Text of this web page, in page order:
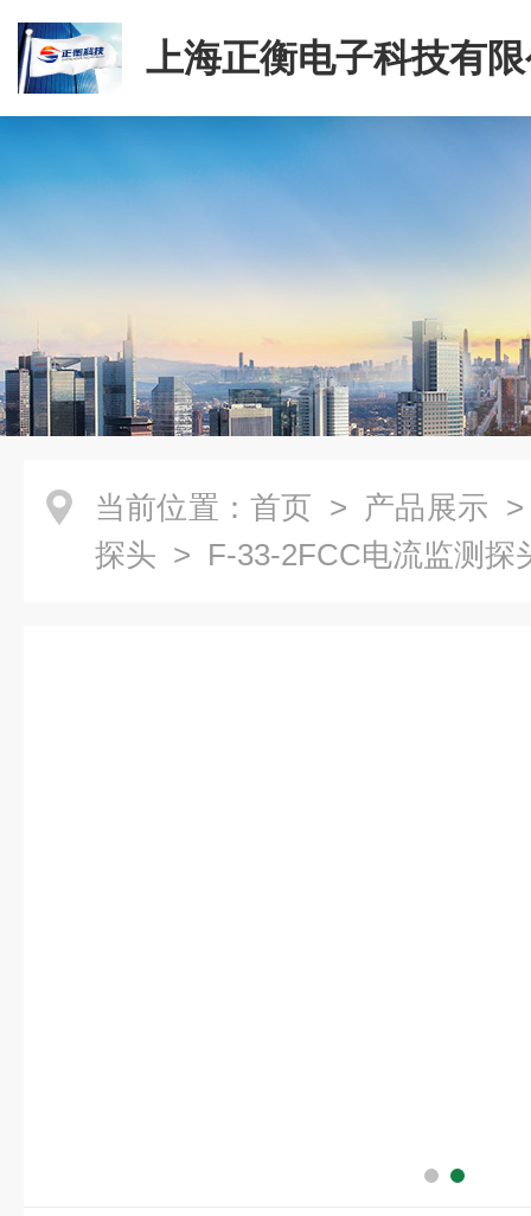
上海正衡电子科技有
当前位置： 首页 > 产品展示
探头 > F-33-2FCC电流监测探